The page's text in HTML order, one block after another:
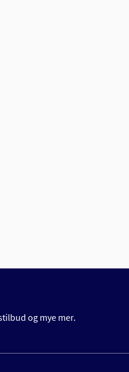
og mye mer.